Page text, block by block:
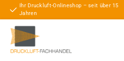
Zum Hauptinhalt springen
Ihr Druckluft-Onlineshop – seit über 15
Jahren